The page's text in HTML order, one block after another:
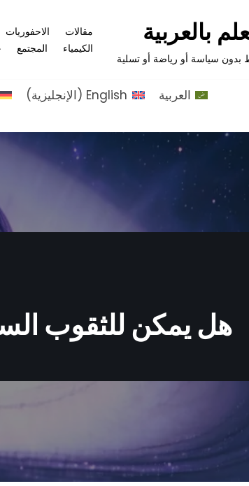
بالعربية
بدون سياسة أو رياضة أو تسلية
مقالات الاحفوريات
الكيمياء
المجتمع
العربية English
(الإنجليزية)
هل يمكن للثقوب